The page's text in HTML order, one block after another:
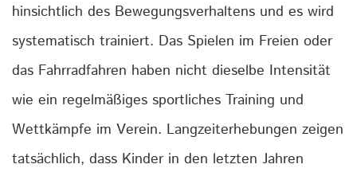
hinsichtlich des Bewegungsverhaltens und es wird
systematisch trainiert. Das Spielen im Freien oder
das Fahrradfahren haben nicht dieselbe Intensität
wie ein regelmäßiges sportliches Training und
Wettkämpfe im Verein. Langzeiterhebungen zeigen
tatsächlich, dass Kinder in den letzten Jahren